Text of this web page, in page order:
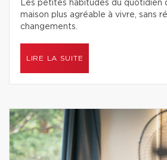
Les petites habitudes du quotidien
maison plus agréable à vivre, sans
changements.
LIRE LA SUITE